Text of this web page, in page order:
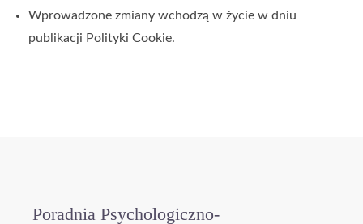
Wprowadzone zmiany wchodzą w życie w dniu
publikacji Polityki Cookie.
Poradnia Psychologiczno-